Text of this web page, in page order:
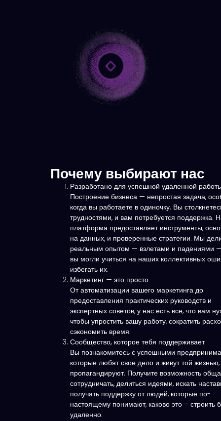
Почему выбирают нас
Разработано для успешной удаленной
Построение бизнеса — непростая задача,
когда вы работаете в одиночку. Вы
трудностями, и вам потребуется поддержка.
платформа предоставляет инструменты,
на данных, и проверенные стратегии. Мы
реальным опытом — взлетами и падениями
вы могли учиться на наших коллективных
избегать их.
Маркетинг — это просто
От автоматизации вашего маркетинга до
предоставления практических руководств и
экспертных советов, у нас есть все, что вам
чтобы упростить вашу работу, сократить
сэкономить время.
Сообщество, которое тебя поддерживает
Вы познакомитесь с успешными
которые любят свое дело и живут той
пропагандируют. Получите возможность
сотрудничать, делиться идеями, искать
получать поддержку от людей, которые по-
настоящему понимают, каково это – строить
удаленно.